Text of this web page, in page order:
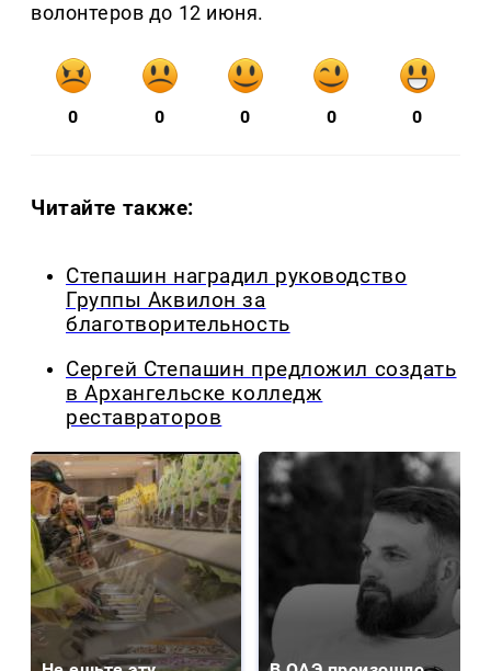
волонтеров до 12 июня.
0 0 0 0 0
Читайте также:
Степашин наградил руководство
Группы Аквилон за
благотворительность
Сергей Степашин предложил создать
в Архангельске колледж
реставраторов